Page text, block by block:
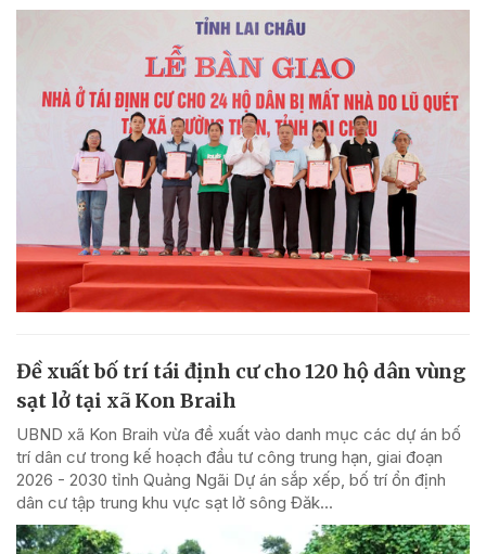
Đề xuất bố trí tái định cư cho 120 hộ dân vùng
sạt lở tại xã Kon Braih
UBND xã Kon Braih vừa đề xuất vào danh mục các dự án bố
trí dân cư trong kế hoạch đầu tư công trung hạn, giai đoạn
2026 - 2030 tỉnh Quảng Ngãi Dự án sắp xếp, bố trí ổn định
dân cư tập trung khu vực sạt lở sông Đăk...